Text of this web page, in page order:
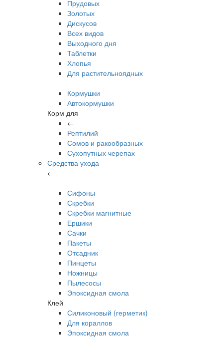
Прудовых
Золотых
Дискусов
Всех видов
Выходного дня
Таблетки
Хлопья
Для растительноядных
Кормушки
Автокормушки
Корм для
←
Рептилий
Сомов и ракообразных
Сухопутных черепах
Средства ухода
←
Сифоны
Скребки
Скребки магнитные
Ершики
Сачки
Пакеты
Отсадник
Пинцеты
Ножницы
Пылесосы
Эпоксидная смола
Клей
Силиконовый (герметик)
Для кораллов
Эпоксидная смола